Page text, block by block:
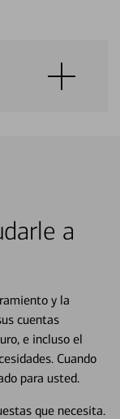
a
y la
cuentas
e incluso el
Cuando
para usted.
que necesita.